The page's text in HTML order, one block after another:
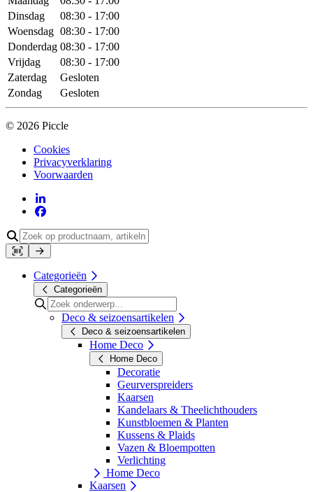
Dinsdag
08:30 - 17:00
Woensdag 08:30 - 17:00
Donderdag 08:30 - 17:00
Vrijdag
08:30 - 17:00
Zaterdag
Gesloten
Zondag
Gesloten
© 2026 Piccle
Cookies
Privacyverklaring
Voorwaarden
Categorieën
Categorieën
Deco & seizoensartikelen
Deco & seizoensartikelen
Home Deco
Home Deco
Decoratie
Geurverspreiders
Kaarsen
Kandelaars & Theelichthouders
Kunstbloemen & Planten
Kussens & Plaids
Vazen & Bloempotten
Verlichting
Home Deco
Kaarsen